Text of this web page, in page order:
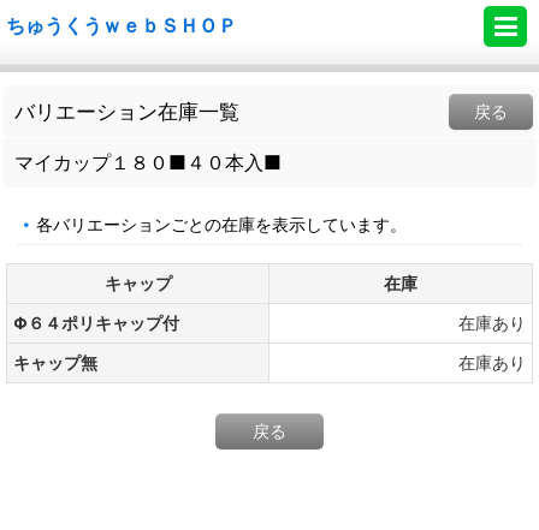
ちゅうくうｗｅｂＳＨＯＰ
バリエーション在庫一覧 戻る
マイカップ１８０■４０本入■
各バリエーションごとの在庫を表示しています。
キャップ
在庫
Φ６４ポリキャップ付
在庫あり
キャップ無
在庫あり
戻る